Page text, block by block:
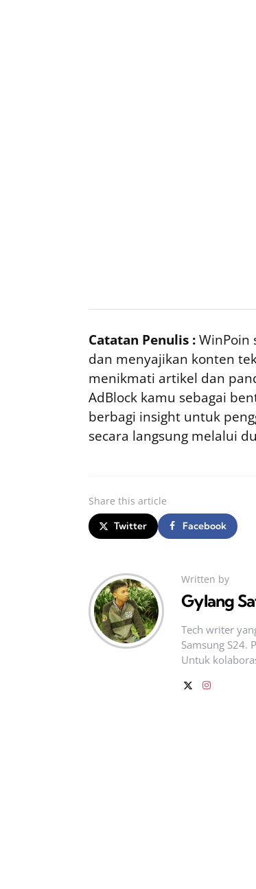
Catatan Penulis :WinPoin
dan menyajikan konten
menikmati artikel dan
AdBlock kamu sebagai
berbagi insight untuk
secara langsung melalui
Share this article
Twitter Facebook
Written by
Gylang
Tech writer
Samsung S24.
Untuk